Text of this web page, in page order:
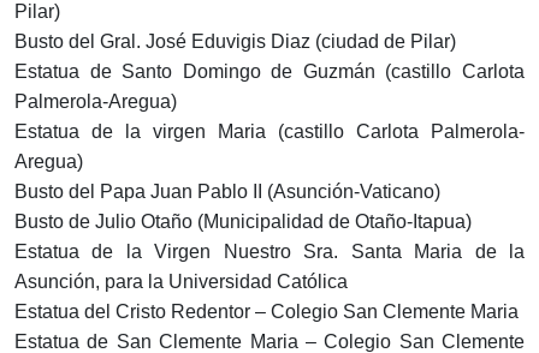
Pilar)
Busto del Gral. José Eduvigis Diaz (ciudad de Pilar)
Estatua de Santo Domingo de Guzmán (castillo Carlota
Palmerola-Aregua)
Estatua de la virgen Maria (castillo Carlota Palmerola-
Aregua)
Busto del Papa Juan Pablo II (Asunción-Vaticano)
Busto de Julio Otaño (Municipalidad de Otaño-Itapua)
Estatua de la Virgen Nuestro Sra. Santa Maria de la
Asunción, para la Universidad Católica
Estatua del Cristo Redentor – Colegio San Clemente Maria
Estatua de San Clemente Maria – Colegio San Clemente